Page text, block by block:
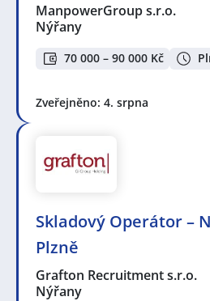
ManpowerGroup s.r.o.
Nýřany
70 000 – 90 000 Kč
Zveřejněno: 4. srpna
Skladový Operátor –
Plzně
Grafton Recruitment s.r.o.
Nýřany